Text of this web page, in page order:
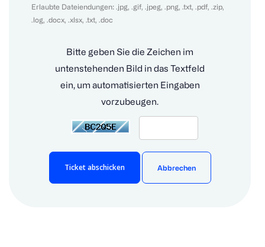
Erlaubte Dateiendungen: .jpg, .gif, .jpeg, .png, .txt, .pdf, .zip,
.log, .docx, .xlsx, .txt, .doc
Bitte geben Sie die Zeichen im
untenstehenden Bild in das Textfeld
ein, um automatisierten Eingaben
vorzubeugen.
Abbrechen